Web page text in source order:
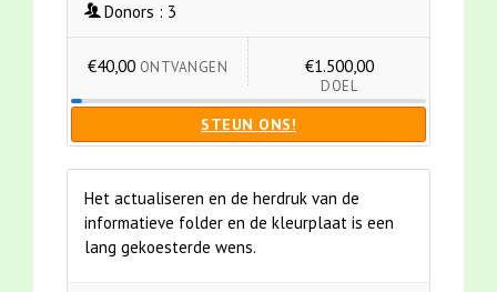
Donors : 3
€40,00 ONTVANGEN €1.500,00
DOEL
STEUN ONS!
Het actualiseren en de herdruk van de
informatieve folder en de kleurplaat is een
lang gekoesterde wens.